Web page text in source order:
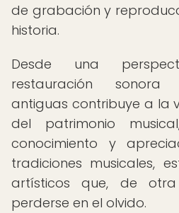
de grabación y
historia.
Desde una
restauración
antiguas contribuye a la
del patrimonio
conocimiento y
tradiciones musicales,
artísticos que, de
perderse en el olvido.